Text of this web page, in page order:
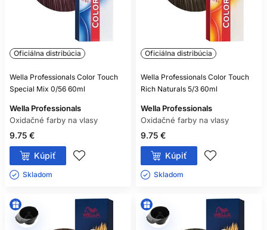
Oficiálna distribúcia
Wella Professionals Color Touch
Special Mix 0/56 60ml
Wella Professionals
Oxidačné farby na vlasy
9.75 €
Kúpiť
Skladom ㅤ
Oficiálna distribúcia
Wella Professionals Color Touch
Rich Naturals 5/3 60ml
Wella Professionals
Oxidačné farby na vlasy
9.75 €
Kúpiť
Skladom ㅤ